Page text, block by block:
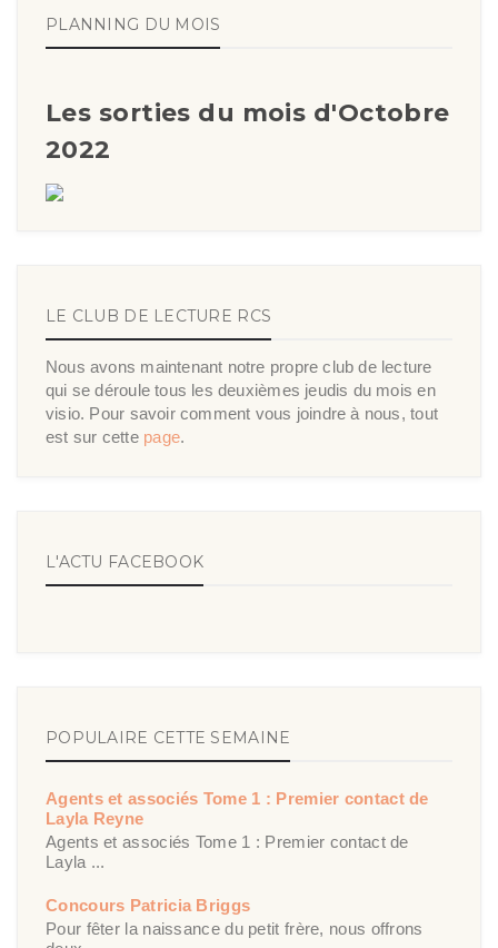
PLANNING DU MOIS
Les sorties du mois d'Octobre
2022
LE CLUB DE LECTURE RCS
Nous avons maintenant notre propre club de lecture
qui se déroule tous les deuxièmes jeudis du mois en
visio. Pour savoir comment vous joindre à nous, tout
est sur cette page.
L'ACTU FACEBOOK
POPULAIRE CETTE SEMAINE
Agents et associés Tome 1 : Premier contact de
Layla Reyne
Agents et associés Tome 1 : Premier contact de
Layla ...
Concours Patricia Briggs
Pour fêter la naissance du petit frère, nous offrons